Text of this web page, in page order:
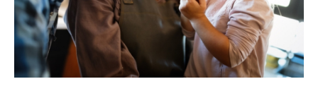
Leichte Sprache
Suche